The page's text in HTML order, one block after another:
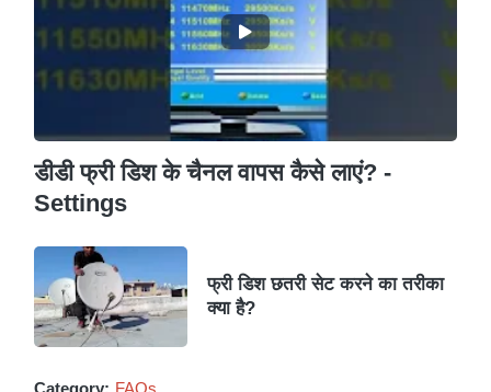
डीडी फ्री डिश के चैनल वापस कैसे लाएं? -
Settings
फ्री डिश छतरी सेट करने का तरीका
क्या है?
Category: FAQs